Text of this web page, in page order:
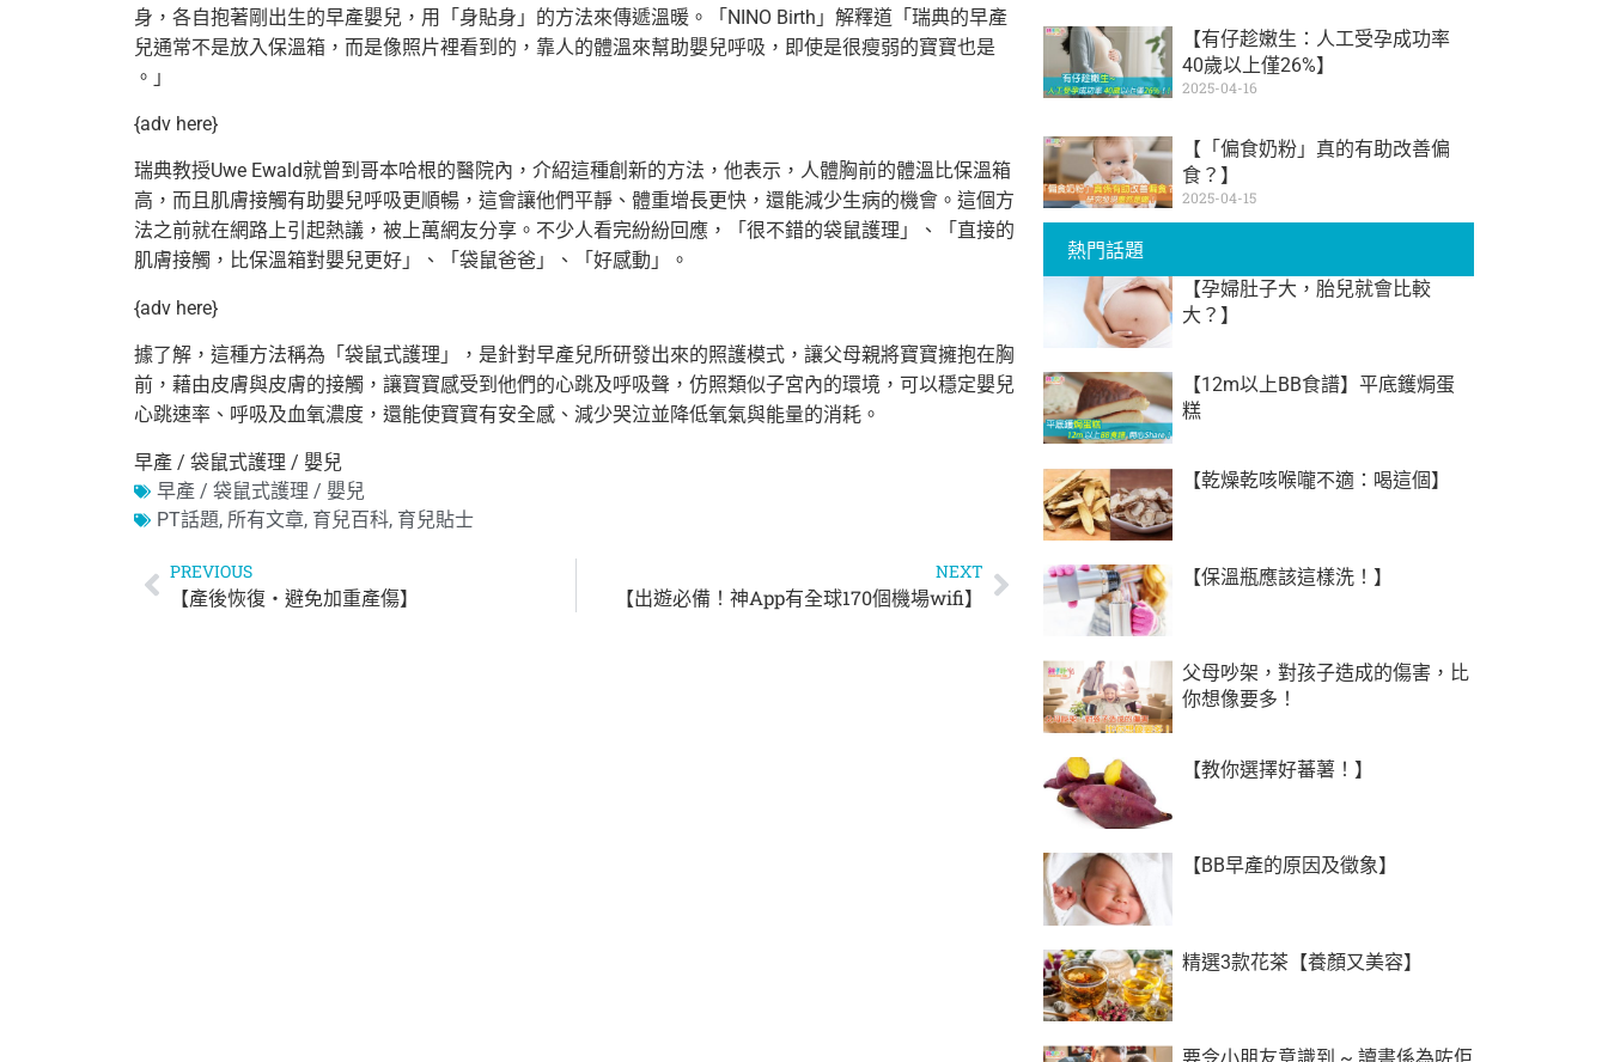
身，各自抱著剛出生的早產嬰兒，用「身貼身 」的方法來傳遞溫暖。「NINO Birth」解釋道「瑞典的早產
兒通常不是放入保溫箱，而是像照片裡看到的，靠人的體溫來幫助嬰兒呼吸，即使是很瘦弱的寶寶也是
。」
{adv here}
瑞典教授Uwe Ewald就曾到哥本哈根的醫院內，介紹這種創新的方法，他表示 ，人體胸前的體溫比保溫箱
高，而且肌膚接觸有助嬰兒呼吸更順暢， 這會讓他們平靜、體重增長更快，還能減少生病的機會。這個方
法之前就在網路上引起熱議，被上萬網友分享。不少人看完紛紛回應，「 很不錯的袋鼠護理」、「直接的
肌膚接觸，比保溫箱對嬰兒更好」、
「袋鼠爸爸」、「好感動」。
{adv here}
據了解，這種方法稱為「袋鼠式護理」，是針對早產兒所研發出來的照護模式，讓父母親將寶寶擁抱在胸
前，藉由皮膚與皮膚的接觸， 讓寶寶感受到他們的心跳及呼吸聲，仿照類似子宮內的環境， 可以穩定嬰兒
心跳速率、呼吸及血氧濃度，還能使寶寶有安全感、 減少哭泣並降低氧氣與能量的消耗。
早產 / 袋鼠式護理 / 嬰兒
早產 / 袋鼠式護理 / 嬰兒
PT話題, 所有文章, 育兒百科, 育兒貼士
PREVIOUS
【產後恢復‧避免加重產傷】
NEXT
【出遊必備！神App有全球170個機場wifi】
【有仔趁嫩生：人工受孕成功率
40歲以上僅26%】
2025-04-16
【「偏食奶粉」真的有助改善偏
食？】
2025-04-15
熱門話題
【孕婦肚子大，胎兒就會比較
大？】
【12m以上BB食譜】平底鑊焗蛋
糕
【乾燥乾咳喉嚨不適：喝這個】
【保溫瓶應該這樣洗！】
父母吵架，對孩子造成的傷害，比
你想像要多！
【教你選擇好蕃薯！】
【BB早產的原因及徵象】
精選3款花茶【養顏又美容】